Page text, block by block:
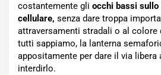
costantemente gli occhi bassi sullo
cellulare, senza dare troppa
attraversamenti stradali o al colore
tutti sappiamo, la lanterna
appositamente per dare il via libera
interdirlo.